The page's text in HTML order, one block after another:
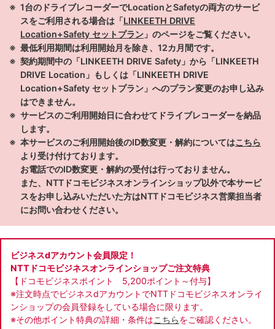
1台のドライブレコーダーでLocationとSafetyの両方のサービ
スをご利用される場合は「LINKEETH DRIVE
Location+Safety セットプラン 」のページをご覧ください。
最低利用期間は利用開始月を除き、12カ月間です。
契約期間中の「LINKEETH DRIVE Safety」から「LINKEETH
DRIVE Location」もしくは「LINKEETH DRIVE
Location+Safety セットプラン」へのプラン変更のお申し込み
はできません。
サービスのご利用開始日に合わせてドライブレコーダーを納品
します。
本サービスのご利用開始後のID数変更・解約についてはこちら
より受け付けております。
お電話でのID数変更・解約の受付は行っておりません。
また、NTTドコモビジネスオンラインショップ以外で本サービ
スをお申し込みいただいた方はNTTドコモビジネス営業担当者
にお問い合わせください。
ビジネスdアカウント会員限定！
NTTドコモビジネスオンラインショップご注文特典
【ドコモビジネスポイント 5,200ポイント～付与】
※注文時点でビジネスdアカウントでNTTドコモビジネスオンライ
ンショップの会員登録をしている場合に限ります。
※その他ポイント特典の詳細・条件はこちらをご確認ください。